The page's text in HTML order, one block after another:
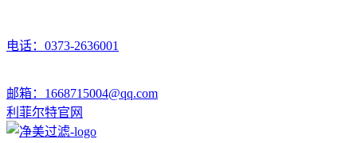
电话：0373-2636001
邮箱：1668715004@qq.com
利菲尔特官网